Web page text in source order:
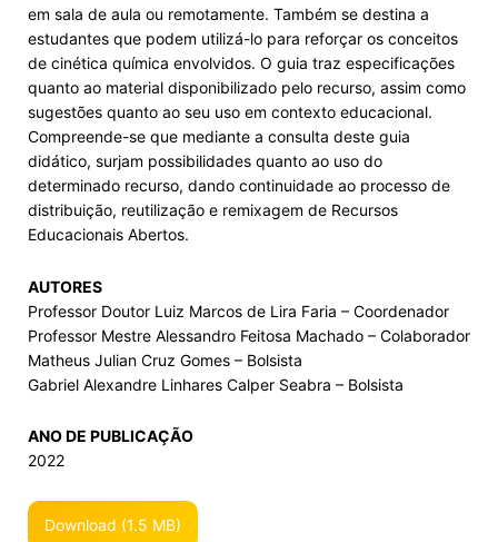
em sala de aula ou remotamente. Também se destina a
estudantes que podem utilizá-lo para reforçar os conceitos
de cinética química envolvidos. O guia traz especificações
quanto ao material disponibilizado pelo recurso, assim como
sugestões quanto ao seu uso em contexto educacional.
Compreende-se que mediante a consulta deste guia
didático, surjam possibilidades quanto ao uso do
determinado recurso, dando continuidade ao processo de
distribuição, reutilização e remixagem de Recursos
Educacionais Abertos.
AUTORES
Professor Doutor Luiz Marcos de Lira Faria – Coordenador
Professor Mestre Alessandro Feitosa Machado – Colaborador
Matheus Julian Cruz Gomes – Bolsista
Gabriel Alexandre Linhares Calper Seabra – Bolsista
ANO DE PUBLICAÇÃO
2022
Download (1.5 MB)